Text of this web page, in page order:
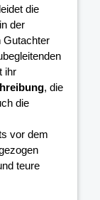
die
in der
Gutachter
ihr
, die
die
vor dem
teure